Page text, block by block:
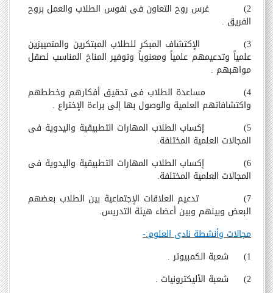
2) غرس روح التعاون فى نفوس الطلاب والعمل بروح
الفريق .
3) الإكتشاف المبكر للطلاب المبتكرين والمتمييزين
علمياً وتدعيمهم علمياً ومعنوياً وتوفير المناخ المناسب لصقل
مواهبهم .
4) مساعدة الطلاب فى تحقيق أفكارهم وخططهم
واكتشافاتهم العلمية والوصول بها إلى براءة الإختراع .
5) إكساب الطلاب المهارات التطبيقية واليدوية فى
المجالات العلمية المختلفة.
6) إكساب الطلاب المهارات التطبيقية واليدوية فى
المجالات العلمية المختلفة.
7) تدعيم العلاقات الإجتماعية بين الطلاب بعضهم
البعض وبينهم وبين أعضاء هيئة التدريس.
مجالات وأنشطة نادى العلوم:-
1) شعبة الكمبيوتر .
2) شعبة الأليكترونيات .